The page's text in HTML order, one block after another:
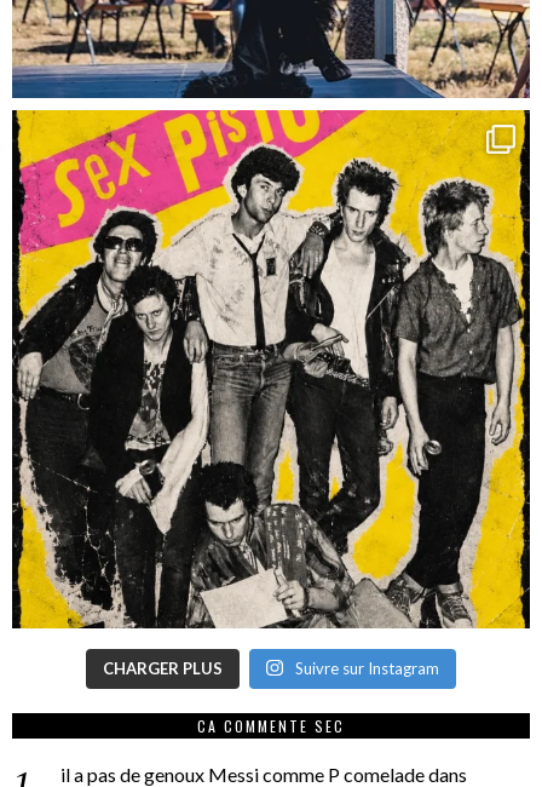
CHARGER PLUS Suivre sur Instagram
CA COMMENTE SEC
il a pas de genoux Messi comme P comeladedans